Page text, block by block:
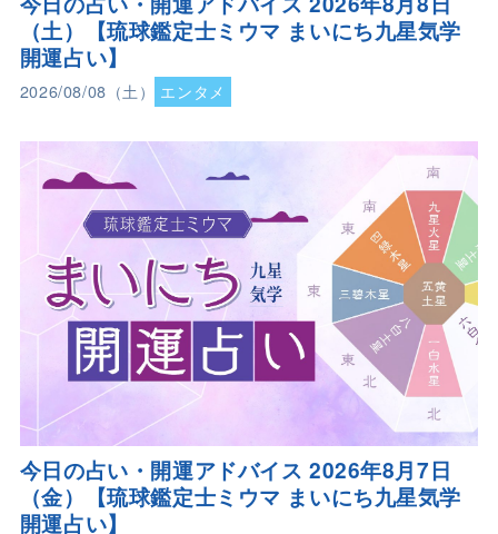
（土）【琉球鑑定士ミウマ まいにち九星気学
開運占い】
2026/08/08（土） エンタメ
今日の占い・開運アドバイス 2026年8月7日
（金）【琉球鑑定士ミウマ まいにち九星気学
開運占い】